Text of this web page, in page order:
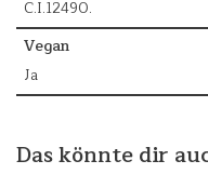
C.I.12490.
Vegan
Ja
Das könnte dir